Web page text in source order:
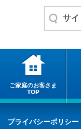
ご家庭のお客さま
TOP
プライバシーポリシー